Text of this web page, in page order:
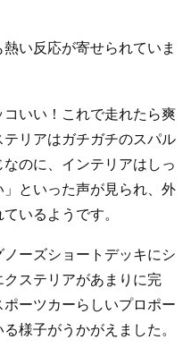
い反応が寄せられていま
コいい！これで走れたら爽
リアはガチガチのスパル
のに、インテリアはしっ
といった声が見られ、外
いるようです。
ーズショートデッキにシ
ステリアがあまりに完
ーツカーらしいプロポー
様子がうかがえました。